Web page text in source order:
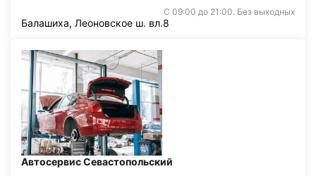
С 09:00 до 21:00. Без выходных
Балашиха, Леоновское ш. вл.8
Автосервис Севастопольский